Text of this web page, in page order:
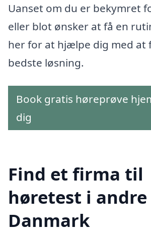
Uanset om du er bekymret
eller blot ønsker at få en
her for at hjælpe dig med at
bedste løsning.
Book gratis høreprøve
dig
Find et firma til
høretest i
Danmark